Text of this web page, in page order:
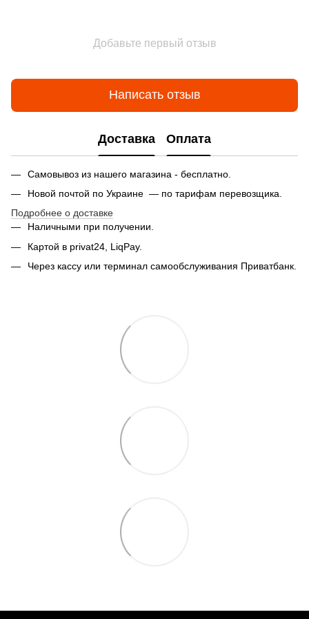
Добавьте первый отзыв
Написать отзыв
Доставка Оплата
Самовывоз из нашего магазина - бесплатно.
Новой почтой по Украине — по тарифам перевозщика.
Подробнее о доставке
Наличными при получении.
Картой в privat24, LiqPay.
Через кассу или терминал самообслуживания Приватбанк.